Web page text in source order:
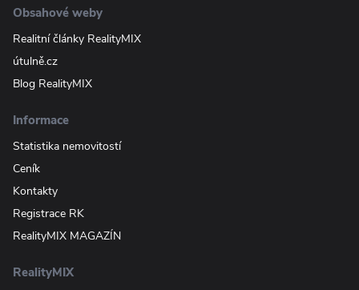
Obsahové weby
Realitní články RealityMIX
útulně.cz
Blog RealityMIX
Informace
Statistika nemovitostí
Ceník
Kontakty
Registrace RK
RealityMIX MAGAZÍN
RealityMIX